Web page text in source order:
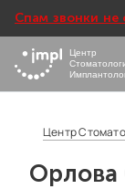
Спам звонки не
Центр
Центр
Орлова